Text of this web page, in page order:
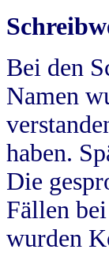
Bei den
Namen
haben.
Die
Fällen
wurden